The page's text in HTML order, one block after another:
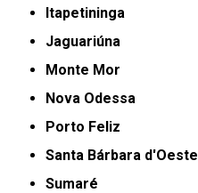
Itapetininga
Jaguariúna
Monte Mor
Nova Odessa
Porto Feliz
Santa Bárbara d'Oeste
Sumaré